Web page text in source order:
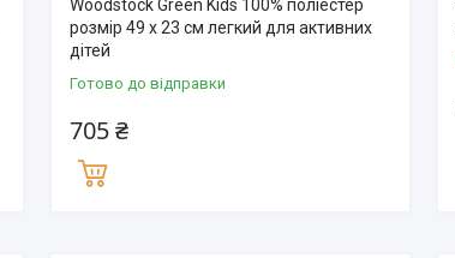
Woodstock Green Kids 100% поліестер
розмір 49 х 23 см легкий для активних
дітей
Готово до відправки
705 ₴